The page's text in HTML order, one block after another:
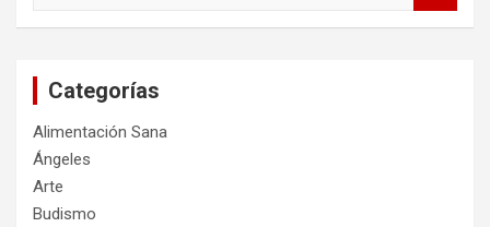
Categorías
Alimentación Sana
Ángeles
Arte
Budismo